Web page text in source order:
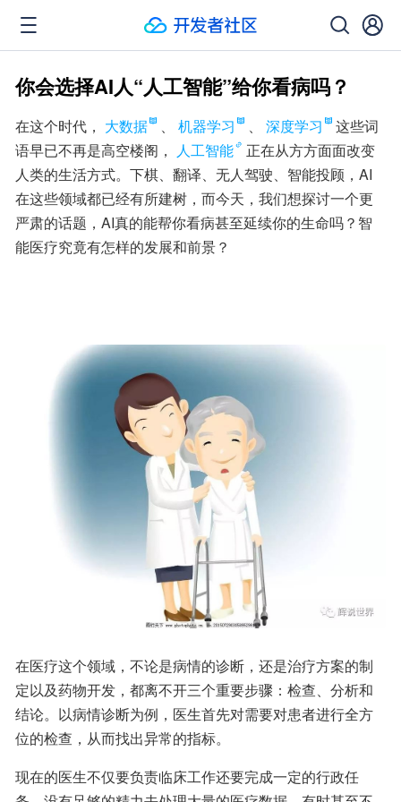
你会选择AI人“人工智能”给你看病吗？
在这个时代， 大数据 、 机器学习 、 深度学习
这些词
语早已不再是高空楼阁， 人工智能
正在从方方面面改变
人类的生活方式。下棋、翻译、无人驾驶、智能投顾，AI
在这些领域都已经有所建树，而今天，我们想探讨一个更
严肃的话题，AI真的能帮你看病甚至延续你的生命吗？智
能医疗究竟有怎样的发展和前景？
在医疗这个领域，不论是病情的诊断，还是治疗方案的制
定以及药物开发，都离不开三个重要步骤：检查、分析和
结论。以病情诊断为例，医生首先对需要对患者进行全方
位的检查，从而找出异常的指标。
现在的医生不仅要负责临床工作还要完成一定的行政任